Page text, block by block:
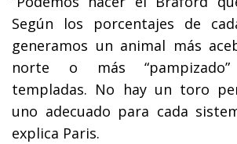
Según los porcentajes de
generamos un animal más
norte o más
templadas. No hay un toro
uno adecuado para cada
explica Paris.